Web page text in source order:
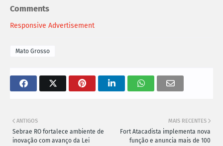
Comments
Responsive Advertisement
Mato Grosso
MAIS RECENTES
Fort Atacadista implementa nova
função e anuncia mais de 100
ANTIGOS
Sebrae RO fortalece ambiente de
inovação com avanço da Lei